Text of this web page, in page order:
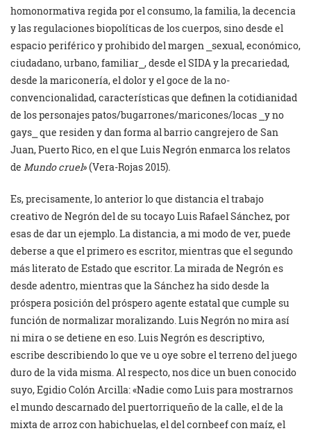
homonormativa regida por el consumo, la familia, la decencia
y las regulaciones biopolíticas de los cuerpos, sino desde el
espacio periférico y prohibido del margen ⎯sexual, económico,
ciudadano, urbano, familiar⎯, desde el SIDA y la precariedad,
desde la mariconería, el dolor y el goce de la no-
convencionalidad, características que definen la cotidianidad
de los personajes patos/bugarrones/maricones/locas ⎯y no
gays⎯ que residen y dan forma al barrio cangrejero de San
Juan, Puerto Rico, en el que Luis Negrón enmarca los relatos
de Mundo cruel» (Vera-Rojas 2015).
Es, precisamente, lo anterior lo que distancia el trabajo
creativo de Negrón del de su tocayo Luis Rafael Sánchez, por
esas de dar un ejemplo. La distancia, a mi modo de ver, puede
deberse a que el primero es escritor, mientras que el segundo
más literato de Estado que escritor. La mirada de Negrón es
desde adentro, mientras que la Sánchez ha sido desde la
próspera posición del próspero agente estatal que cumple su
función de normalizar moralizando. Luis Negrón no mira así
ni mira o se detiene en eso. Luis Negrón es descriptivo,
escribe describiendo lo que ve u oye sobre el terreno del juego
duro de la vida misma. Al respecto, nos dice un buen conocido
suyo, Egidio Colón Arcilla: «Nadie como Luis para mostrarnos
el mundo descarnado del puertorriqueño de la calle, el de la
mixta de arroz con habichuelas, el del cornbeef con maíz, el